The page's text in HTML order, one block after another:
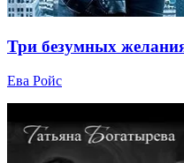
Три безумных
Ева Ройс